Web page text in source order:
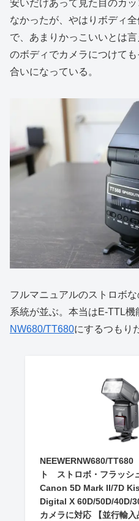
安いだけあって見た目のカ
なかったが、やはりボディ
で、あまりかっこいいとは
のボディでカメラにつけて
合いになっている。
フルマニュアルのストロボ
系統が並ぶ。本当はE-TTL機
NW680/TT680にするつもり
NEEWERNW680/
ト ストロボ・フラッシ
Canon 5D Mark II/7D
Digital X 60D/50D/40D/
カメラに対応 【並行輸入